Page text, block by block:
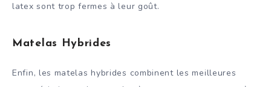
latex sont trop fermes à leur goût.
Matelas Hybrides
Enfin, les matelas hybrides combinent les meilleures